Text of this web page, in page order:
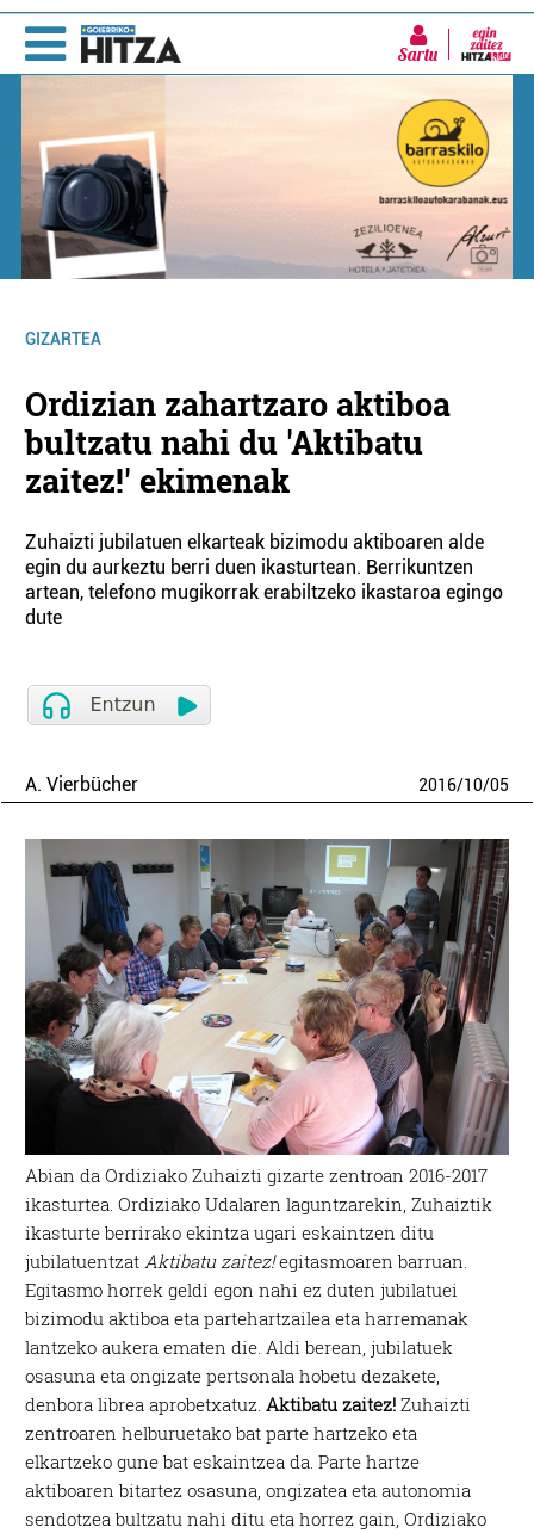
Sartu
GIZARTEA
Ordizian zahartzaro aktiboa
bultzatu nahi du 'Aktibatu
zaitez!' ekimenak
Zuhaizti jubilatuen elkarteak bizimodu aktiboaren alde
egin du aurkeztu berri duen ikasturtean. Berrikuntzen
artean, telefono mugikorrak erabiltzeko ikastaroa egingo
dute
A. Vierbücher 2016/10/05
Abian da Ordiziako Zuhaizti gizarte zentroan 2016-2017
ikasturtea. Ordiziako Udalaren laguntzarekin, Zuhaiztik
ikasturte berrirako ekintza ugari eskaintzen ditu
jubilatuentzatAktibatu zaitez!egitasmoaren barruan.
Egitasmo horrek geldi egon nahi ez duten jubilatuei
bizimodu aktiboa eta partehartzailea eta harremanak
lantzeko aukera ematen die. Aldi berean, jubilatuek
osasuna eta ongizate pertsonala hobetu dezakete,
denbora librea aprobetxatuz.Aktibatu zaitez! Zuhaizti
zentroaren helburuetako bat parte hartzeko eta
elkartzeko gune bat eskaintzea da. Parte hartze
aktiboaren bitartez osasuna, ongizatea eta autonomia
sendotzea bultzatu nahi ditu eta horrez gain, Ordiziako